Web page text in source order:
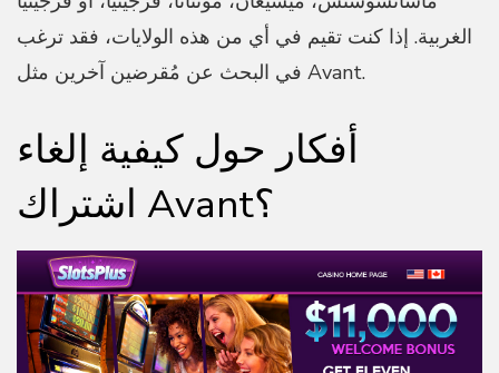
الغربية. إذا كنت تقيم في أي من هذه الولايات، فقد ترغب
في البحث عن مُقرضين آخرين مثل Avant.
أفكار حول كيفية إلغاء
اشتراك Avant؟